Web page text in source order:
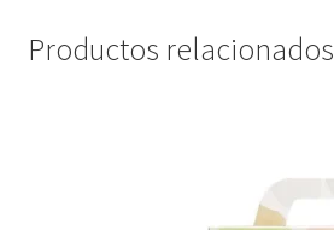
xProductos relacionados